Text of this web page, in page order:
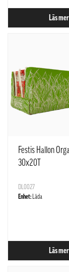
Läs mer
Festis Hallon
30x20T
DL0027
Enhet: Låda
Läs mer